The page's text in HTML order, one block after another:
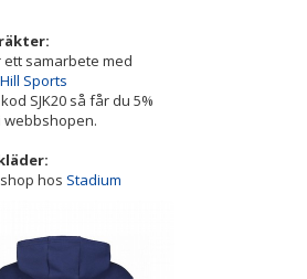
ett samarbete med
Sports
SJK20 så får du 5%
webbshopen.
hos Stadium